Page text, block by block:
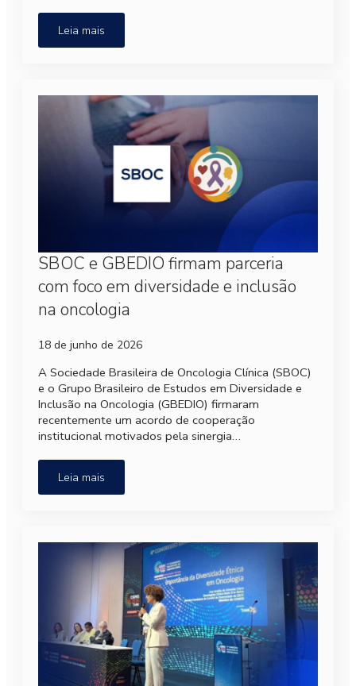
Leia mais
SBOC e GBEDIO firmam parceria
com foco em diversidade e inclusão
na oncologia
18 de junho de 2026
A Sociedade Brasileira de Oncologia Clínica (SBOC)
e o Grupo Brasileiro de Estudos em Diversidade e
Inclusão na Oncologia (GBEDIO) firmaram
recentemente um acordo de cooperação
institucional motivados pela sinergia…
Leia mais